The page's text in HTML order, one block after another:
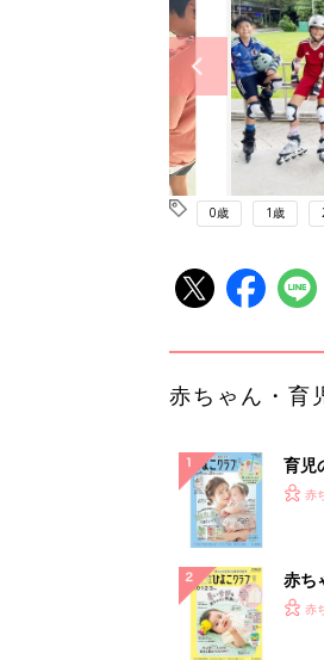
0歳 1歳
赤ちゃん・育
育児
『ひ
赤
赤ち
ての
赤